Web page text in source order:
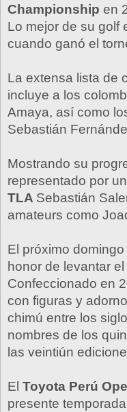
Championship en
Lo mejor de su golf
cuando ganó el
La extensa lista de
incluye a los
Amaya, así como
Sebastián
Mostrando su
representado por
TLA Sebastián
amateurs como
El próximo
honor de levantar
Confeccionado en
con figuras y
chimú entre los
nombres de los
las veintiún
El Toyota Perú
presente temporada